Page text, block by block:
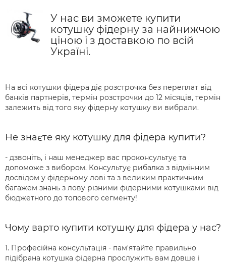
У нас ви зможете купити
котушку фідерну за найнижчою
ціною і з доставкою по всій
Україні.
На всі котушки фідера діє розстрочка без переплат від
банків партнерів, термін розстрочки до 12 місяців, термін
залежить від того яку фідерну котушку ви вибрали.
Не знаєте яку котушку для фідера купити?
- дзвоніть, і наш менеджер вас проконсультує та
допоможе з вибором. Консультує рибалка з відмінним
досвідом у фідерному лові та з великим практичним
багажем знань з лову різними фідерними котушками від
бюджетного до топового сегменту!
Чому варто купити котушку для фідера у нас?
1. Професійна консультація - пам'ятайте правильно
підібрана котушка фідерна прослужить вам довше і